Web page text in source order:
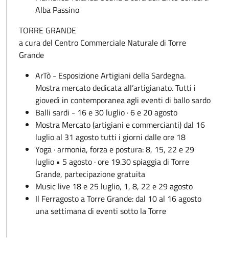
Alba Passino
TORRE GRANDE
a cura del Centro Commerciale Naturale di Torre
Grande
ArTò - Esposizione Artigiani della Sardegna.
Mostra mercato dedicata all’artigianato. Tutti i
giovedì in contemporanea agli eventi di ballo sardo
Balli sardi - 16 e 30 luglio · 6 e 20 agosto
Mostra Mercato (artigiani e commercianti) dal 16
luglio al 31 agosto tutti i giorni dalle ore 18
Yoga · armonia, forza e postura: 8, 15, 22 e 29
luglio • 5 agosto · ore 19.30 spiaggia di Torre
Grande, partecipazione gratuita
Music live 18 e 25 luglio, 1, 8, 22 e 29 agosto
Il Ferragosto a Torre Grande: dal 10 al 16 agosto
una settimana di eventi sotto la Torre